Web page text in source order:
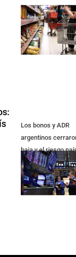
Los bonos y ADR
argentinos
baja y el riesgo
volvió a subir